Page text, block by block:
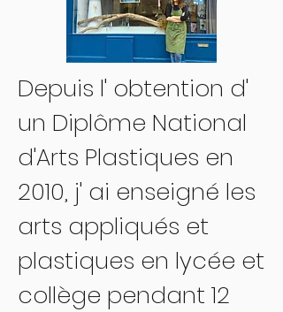
Depuis l' obtention d'
un Diplôme National
d'Arts Plastiques en
2010, j' ai enseigné les
arts appliqués et
plastiques en lycée et
collège pendant 12